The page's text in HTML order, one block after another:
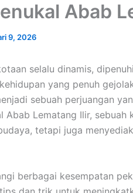
Abab
9, 2026
selalu dinamis,
yang penuh
sebuah perjuangan
Abab Lematang Ilir,
tetapi juga
berbagai kesempatan